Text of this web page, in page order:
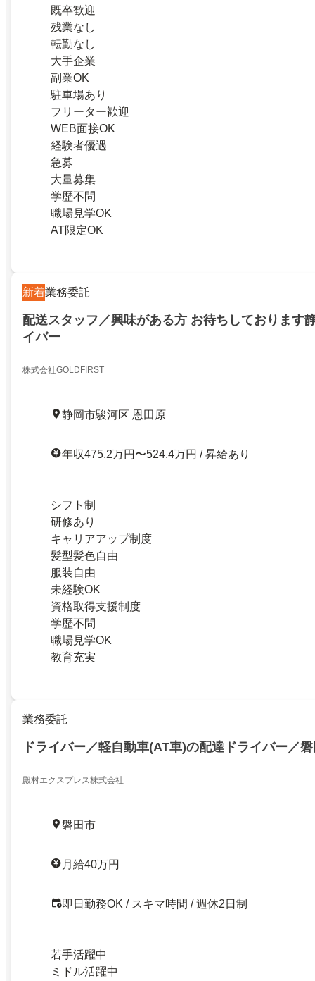
既卒歓迎
残業なし
転勤なし
大手企業
副業OK
駐車場あり
フリーター歓迎
WEB面接OK
経験者優遇
急募
大量募集
学歴不問
職場見学OK
AT限定OK
新着業務委託
配送スタッフ／興味がある方 ️お待ちしております
イバー
株式会社GOLDFIRST
静岡市駿河区 恩田原
年収475.2万円〜524.4万円 / 昇給あり
シフト制
研修あり
キャリアアップ制度
髪型髪色自由
服装自由
未経験OK
資格取得支援制度
学歴不問
職場見学OK
教育充実
業務委託
ドライバー／軽自動車(AT車)の配達ドライバー／
殿村エクスプレス株式会社
磐田市
月給40万円
即日勤務OK / スキマ時間 / 週休2日制
若手活躍中
ミドル活躍中